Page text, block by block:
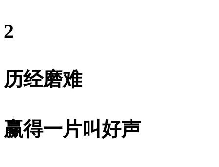
2
历经磨难
赢得一片叫好声